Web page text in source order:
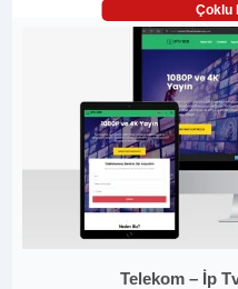
Çoklu
Telekom – İp